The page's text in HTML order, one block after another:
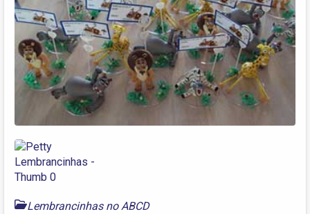
Lembrancinhas no ABCD